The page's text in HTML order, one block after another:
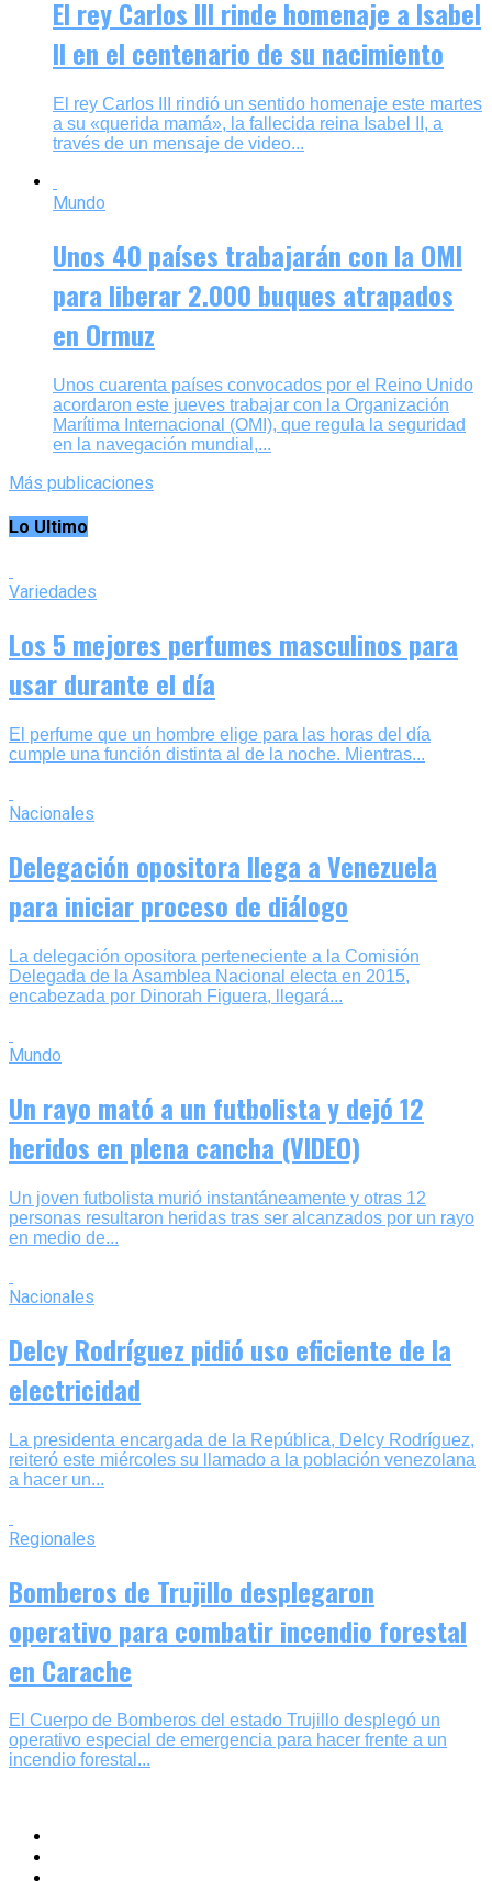
El rey Carlos III rinde homenaje a Isabel
II en el centenario de su nacimiento
El rey Carlos III rindió un sentido homenaje este martes
a su «querida mamá», la fallecida reina Isabel II, a
través de un mensaje de video...
Mundo
Unos 40 países trabajarán con la OMI
para liberar 2.000 buques atrapados
en Ormuz
Unos cuarenta países convocados por el Reino Unido
acordaron este jueves trabajar con la Organización
Marítima Internacional (OMI), que regula la seguridad
en la navegación mundial,...
Más publicaciones
Lo Ultimo
Variedades
Los 5 mejores perfumes masculinos para
usar durante el día
El perfume que un hombre elige para las horas del día
cumple una función distinta al de la noche. Mientras...
Nacionales
Delegación opositora llega a Venezuela
para iniciar proceso de diálogo
La delegación opositora perteneciente a la Comisión
Delegada de la Asamblea Nacional electa en 2015,
encabezada por Dinorah Figuera, llegará...
Mundo
Un rayo mató a un futbolista y dejó 12
heridos en plena cancha (VIDEO)
Un joven futbolista murió instantáneamente y otras 12
personas resultaron heridas tras ser alcanzados por un rayo
en medio de...
Nacionales
Delcy Rodríguez pidió uso eficiente de la
electricidad
La presidenta encargada de la República, Delcy Rodríguez,
reiteró este miércoles su llamado a la población venezolana
a hacer un...
Regionales
Bomberos de Trujillo desplegaron
operativo para combatir incendio forestal
en Carache
El Cuerpo de Bomberos del estado Trujillo desplegó un
operativo especial de emergencia para hacer frente a un
incendio forestal...